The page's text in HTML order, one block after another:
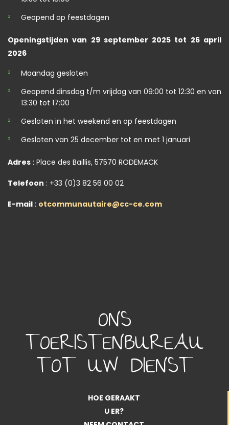
Geopend op feestdagen
Openingstijden van 29 september 2025 tot 26 april
2026
Maandag gesloten
Geopend dinsdag t/m vrijdag van 09:00 tot 12:30 en van
13:30 tot 17:00
Gesloten in het weekend en op feestdagen
Gesloten van 25 december tot en met 1 januari
Adres : Place des Baillis, 57570 RODEMACK
Telefoon : +33 (0)3 82 56 00 02
E-mail : otcommunautaire@cc-ce.com
ONS
TOERISTENBUREAU
TOT UW DIENST
HOE GERAAKT
U ER?